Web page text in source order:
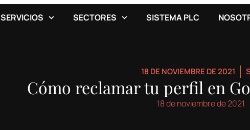
SERVICIOS SECTORES SISTEMA PLC
18 DE NOVIEMBRE DE 2021
Cómo reclamar tu perfil en
18 de noviembre de 2021